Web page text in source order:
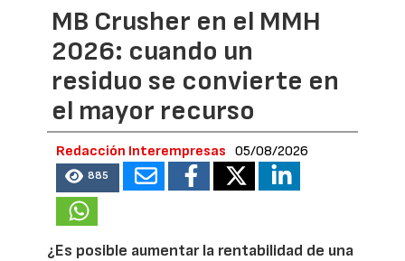
MB Crusher en el MMH
2026: cuando un
residuo se convierte en
el mayor recurso
Redacción Interempresas 05/08/2026
885
¿Es posible aumentar la rentabilidad de una